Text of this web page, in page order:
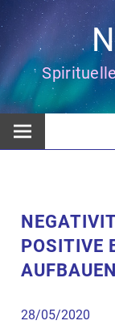
Zum
Inhalt
springen
POSITIVE
28/05/2020